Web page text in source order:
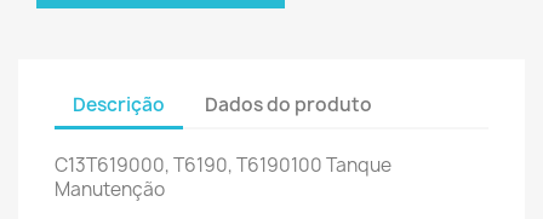
Descrição Dados do produto
C13T619000, T6190, T6190100Tanque
Manutenção